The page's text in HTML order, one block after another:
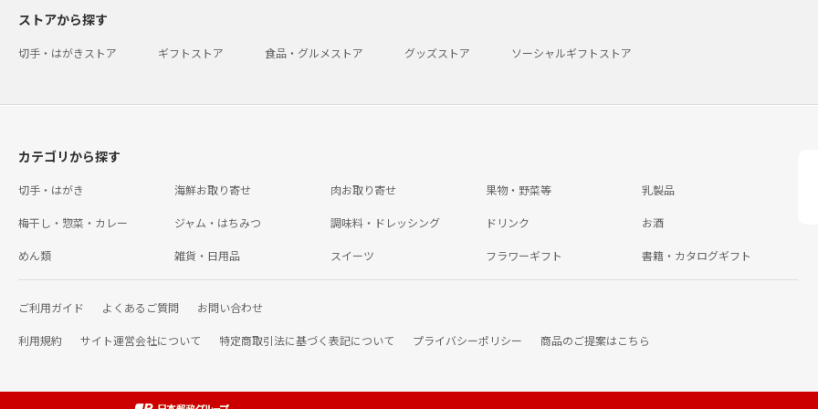
ストアから探す
切手・はがきストア ギフトストア 食品・グルメストア グッズストア ソーシャルギフトストア
カテゴリから探す
切手・はがき 海鮮お取り寄せ 肉お取り寄せ 果物・野菜等 乳製品
梅干し・惣菜・カレー ジャム・はちみつ 調味料・ドレッシング ドリンク お酒
めん類 雑貨・日用品 スイーツ フラワーギフト 書籍・カタログギフト
ご利用ガイド よくあるご質問 お問い合わせ
利用規約 サイト運営会社について 特定商取引法に基づく表記について プライバシーポリシー 商品のご提案はこちら